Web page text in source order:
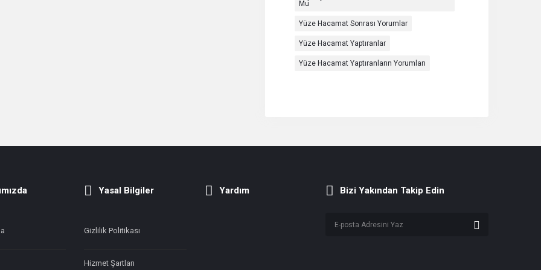
Mu
Yüze Hacamat Sonrası Yorumlar
Yüze Hacamat Yaptıranlar
Yüze Hacamat Yaptıranların Yorumları
Yasal Bilgiler
Gizlilik Politikası
Hizmet Şartları
Yardım Bizi Yakından Takip Edin